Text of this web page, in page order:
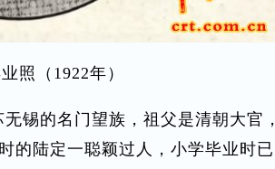
照（1922年）
锡的名门望族，祖父是清朝大官，
的陆定一聪颖过人，小学毕业时已